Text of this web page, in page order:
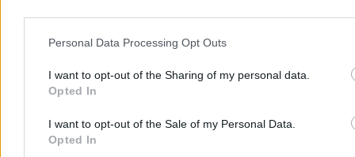
Personal Data Processing Opt Outs
I want to opt-out of the Sharing of my personal data.
Opted In
I want to opt-out of the Sale of my Personal Data.
Opted In
wszystkie sceny tam przedstawione zostały wygenerowane przez
terenie, podczas gdy na ekranie widać coś zupełnie innego.
dokładnie jak na filmie. Napisałem jednak do Endura z pytaniem,
jak policja reaguje na elektryczne crossy.
Reklama